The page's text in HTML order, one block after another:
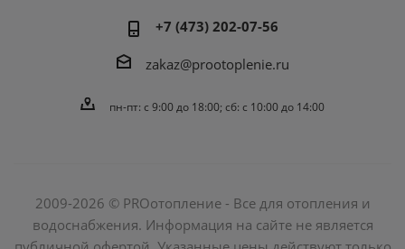
+7 (473) 202-07-56
zakaz@prootoplenie.ru
пн-пт: c 9:00 до 18:00; сб: с 10:00 до 14:00
2009-2026 © PROотопление - Все для отопления и
водоснабжения. Информация на сайте не является